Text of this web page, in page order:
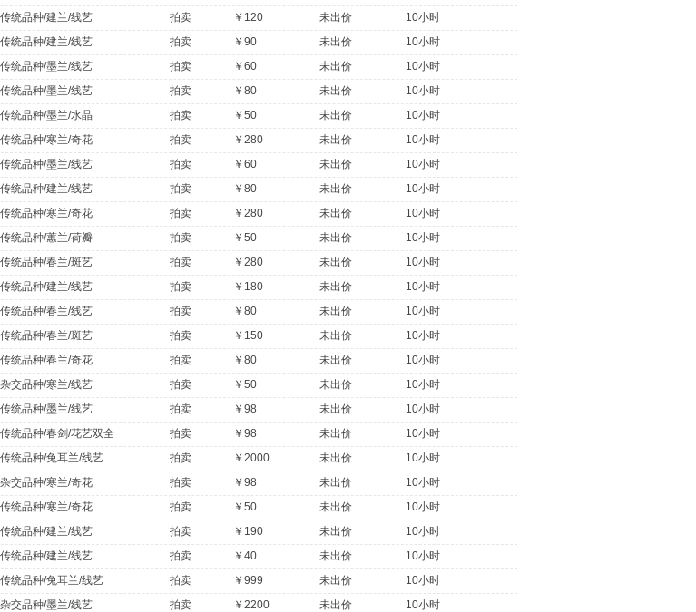
传统品种/建兰/线艺 拍卖 ￥120 未出价
10小时
传统品种/建兰/线艺 拍卖 ￥90 未出价
10小时
传统品种/墨兰/线艺 拍卖 ￥60 未出价
10小时
传统品种/墨兰/线艺 拍卖 ￥80 未出价
10小时
传统品种/墨兰/水晶 拍卖 ￥50 未出价
10小时
传统品种/寒兰/奇花 拍卖 ￥280 未出价
10小时
传统品种/墨兰/线艺 拍卖 ￥60 未出价
10小时
传统品种/建兰/线艺 拍卖 ￥80 未出价
10小时
传统品种/寒兰/奇花 拍卖 ￥280 未出价
10小时
传统品种/蕙兰/荷瓣 拍卖 ￥50 未出价
10小时
传统品种/春兰/斑艺 拍卖 ￥280 未出价
10小时
传统品种/建兰/线艺 拍卖 ￥180 未出价
10小时
传统品种/春兰/线艺 拍卖 ￥80 未出价
10小时
传统品种/春兰/斑艺 拍卖 ￥150 未出价
10小时
传统品种/春兰/奇花 拍卖 ￥80 未出价
10小时
杂交品种/寒兰/线艺 拍卖 ￥50 未出价
10小时
传统品种/墨兰/线艺 拍卖 ￥98 未出价
10小时
传统品种/春剑/花艺双全 拍卖 ￥98 未出价
10小时
传统品种/兔耳兰/线艺 拍卖 ￥2000 未出价
10小时
杂交品种/寒兰/奇花 拍卖 ￥98 未出价
10小时
传统品种/寒兰/奇花 拍卖 ￥50 未出价
10小时
传统品种/建兰/线艺 拍卖 ￥190 未出价
10小时
传统品种/建兰/线艺 拍卖 ￥40 未出价
10小时
传统品种/兔耳兰/线艺 拍卖 ￥999 未出价
10小时
杂交品种/墨兰/线艺 拍卖 ￥2200 未出价
10小时